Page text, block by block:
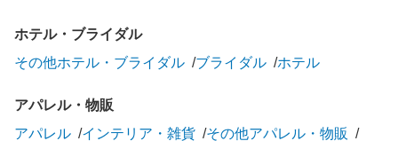
ホテル・ブライダル
その他ホテル・ブライダル
ブライダル ホテル
アパレル・物販
アパレル
インテリア・雑貨 その他アパレル・物販